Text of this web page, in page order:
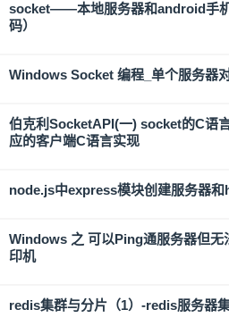
socket——本地服务器和android手
码）
Windows Socket 编程_单个服务器
伯克利SocketAPI(一) socket的C语
应的客户端C语言实现
node.js中express模块创建服务器
Windows 之 可以Ping通服务器但无
印机
redis集群与分片（1）-redis服务器